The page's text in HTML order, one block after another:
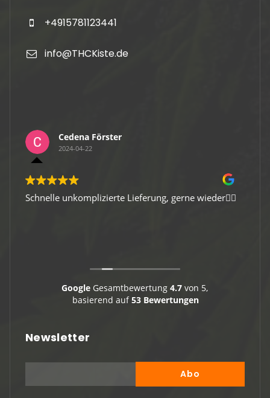
+4915781123441
info@THCKiste.de
Cedena Förster
2024-04-22
Schnelle unkomplizierte Lieferung, gerne wieder👍🏻
GoogleGesamtbewertung 4.7von 5,
basierend auf53 Bewertungen
Newsletter